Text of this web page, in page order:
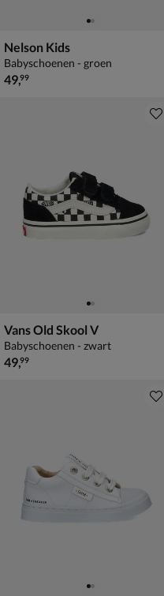
Nelson Kids
Babyschoenen - groen
€ 49,99
49,99
Vans Old Skool V
Babyschoenen - zwart
€ 49,99
49,99